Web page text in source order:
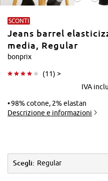
SCONTI
Jeans barrel
media, Regular
bonprix
(11) >
IVA
98% cotone, 2% elastan
Descrizione e informazioni
Scegli: Regular